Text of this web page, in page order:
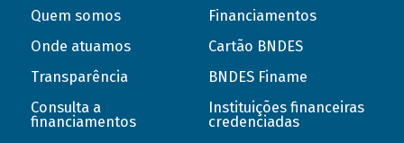
Quem somos
Onde atuamos
Transparência
Consulta a
financiamentos
Financiamentos
Cartão BNDES
BNDES Finame
Instituições financeiras
credenciadas